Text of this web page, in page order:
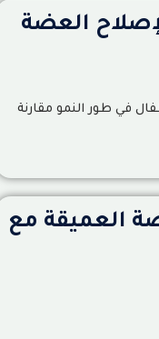
العضة
في طور النمو مقارنة
العميقة مع